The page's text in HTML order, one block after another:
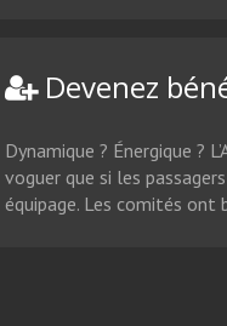
Devenez
Dynamique ? Énergique ?
voguer que si les
équipage. Les comités ont